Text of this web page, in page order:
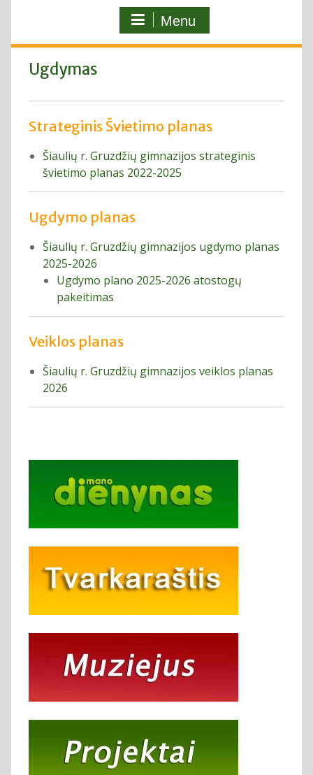
Menu
Ugdymas
Strateginis Švietimo planas
Šiaulių r. Gruzdžių gimnazijos strateginis
švietimo planas 2022-2025
Ugdymo planas
Šiaulių r. Gruzdžių gimnazijos ugdymo planas
2025-2026
Ugdymo plano 2025-2026 atostogų
pakeitimas
Veiklos planas
Šiaulių r. Gruzdžių gimnazijos veiklos planas
2026